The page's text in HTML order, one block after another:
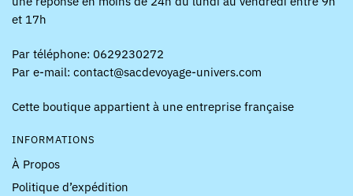
et 17h
Par téléphone: 0629230272
Par e-mail: contact@sacdevoyage-univers.com
Cette boutique appartient à une entreprise française
INFORMATIONS
À Propos
Politique d’expédition